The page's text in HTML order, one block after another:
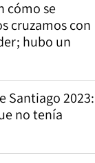
cómo se
cruzamos con
hubo un
Santiago 2023:
no tenía